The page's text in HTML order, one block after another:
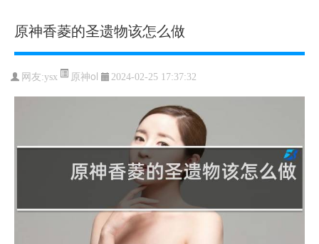
原神香菱的圣遗物该怎么做
网友:ysx 原神ol 2024-02-25 17:37:32